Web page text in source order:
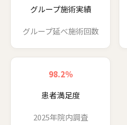
グループ施術実績
グループ延べ施術回数
98.2%
患者満足度
2025年院内調査